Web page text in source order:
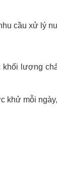
cầu xử lý
khối lượng
khử mỗi